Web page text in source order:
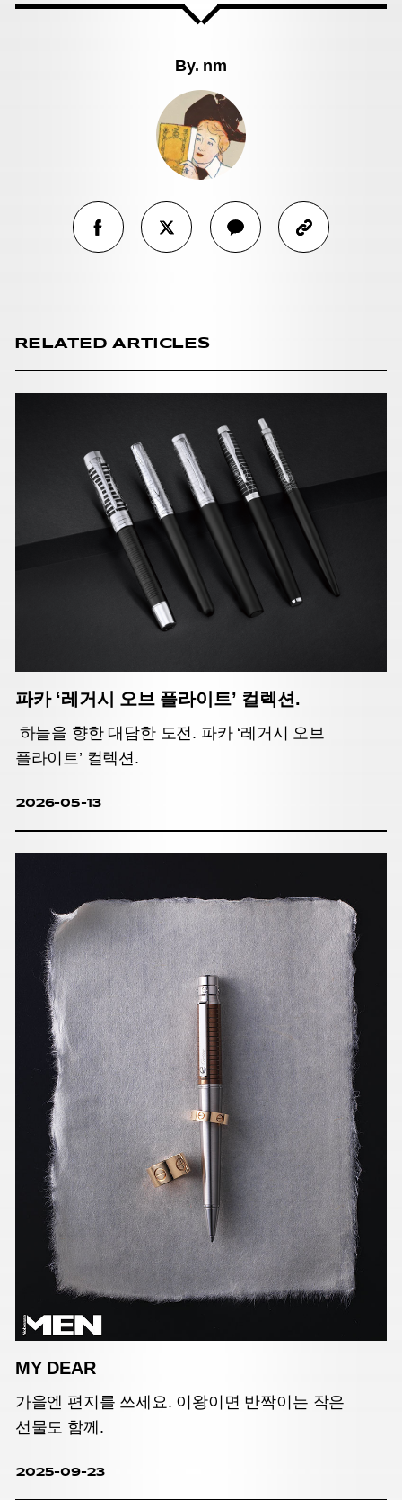
By. nm
RELATED ARTICLES
파카 ‘레거시 오브 플라이트’ 컬렉션.
하늘을 향한 대담한 도전. 파카 ‘레거시 오브
플라이트’ 컬렉션.
2026-05-13
MY DEAR
가을엔 편지를 쓰세요. 이왕이면 반짝이는 작은
선물도 함께.
2025-09-23